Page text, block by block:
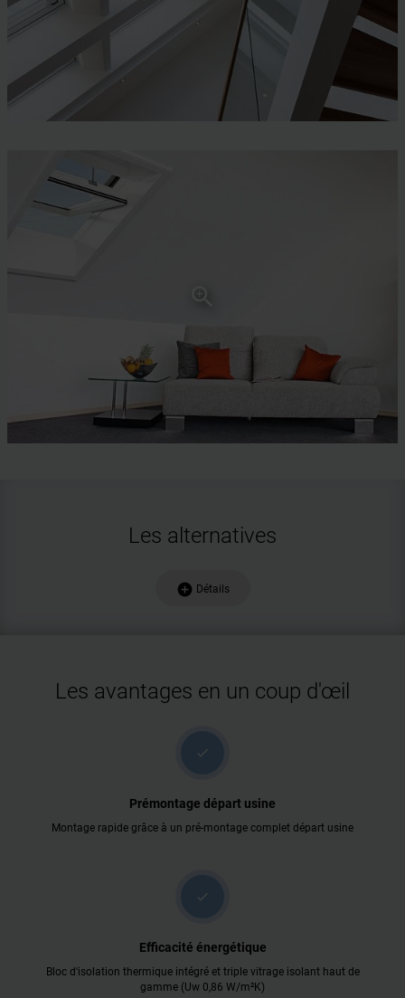
Les alternatives
add_circle Détails
Les avantages en un coup d'œil
check
Prémontage départ usine
Montage rapide grâce à un pré-montage complet départ usine
check
Efficacité énergétique
Bloc d'isolation thermique intégré et triple vitrage isolant haut de
gamme (Uw 0,86 W/m²K)